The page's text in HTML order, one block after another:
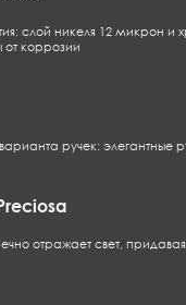
слой никеля 12 микрон и
коррозии
варианта ручек:
отражает свет,